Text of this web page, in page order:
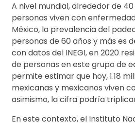
A nivel mundial, alrededor de
personas viven con
México, la prevalencia del
personas de 60 años y más es
con datos del INEGI, en 2020
de personas en este grupo de
permite estimar que hoy, 1.18
mexicanas y mexicanos viven
asimismo, la cifra podría
En este contexto, el Instituto